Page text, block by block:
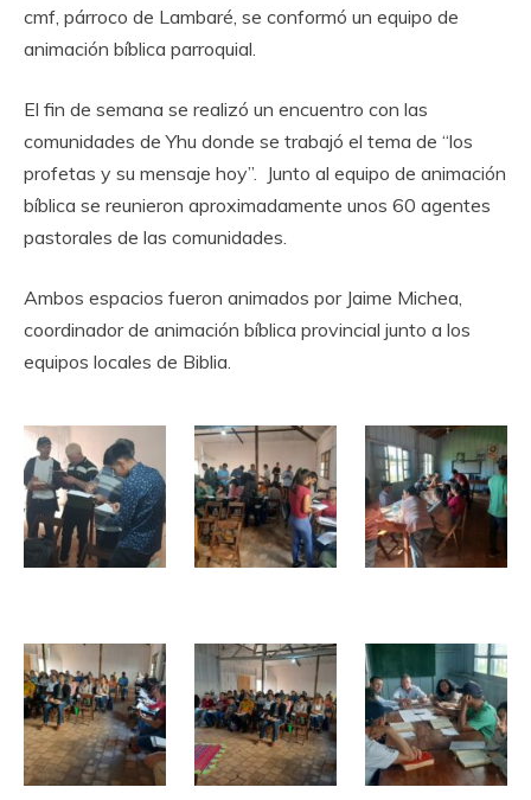
cmf, párroco de Lambaré, se conformó un equipo de
animación bíblica parroquial.
El fin de semana se realizó un encuentro con las
comunidades de Yhu donde se trabajó el tema de “los
profetas y su mensaje hoy”. Junto al equipo de animación
bíblica se reunieron aproximadamente unos 60 agentes
pastorales de las comunidades.
Ambos espacios fueron animados por Jaime Michea,
coordinador de animación bíblica provincial junto a los
equipos locales de Biblia.